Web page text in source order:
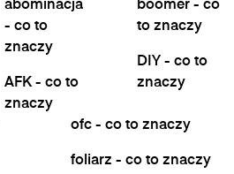
abominacja
- co to
znaczy
AFK - co to
znaczy
boomer - co
to znaczy
DIY - co to
znaczy
ofc - co to znaczy
foliarz - co to znaczy